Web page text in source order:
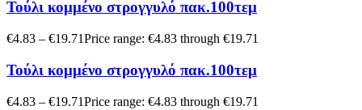
Τούλι κομμένο στρογγυλό πακ.100τεμ
€4.83 – €19.71Price range: €4.83 through €19.71
Τούλι κομμένο στρογγυλό πακ.100τεμ
€4.83 – €19.71Price range: €4.83 through €19.71